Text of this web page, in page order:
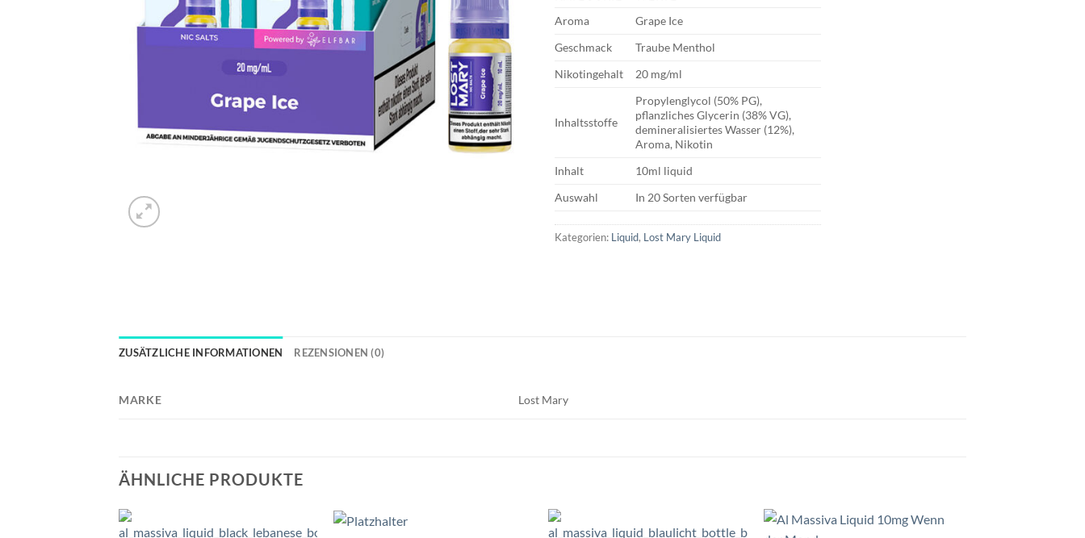
Aroma
Grape Ice
Geschmack
Traube Menthol
Nikotingehalt
20 mg/ml
Inhaltsstoffe
Propylenglycol (50% PG),
pflanzliches Glycerin (38% VG),
demineralisiertes Wasser (12%),
Aroma, Nikotin
Inhalt
10ml liquid
Auswahl
In 20 Sorten verfügbar
Kategorien: Liquid, Lost Mary Liquid
ZUSÄTZLICHE INFORMATIONEN REZENSIONEN (0)
MARKE Lost Mary
ÄHNLICHE PRODUKTE